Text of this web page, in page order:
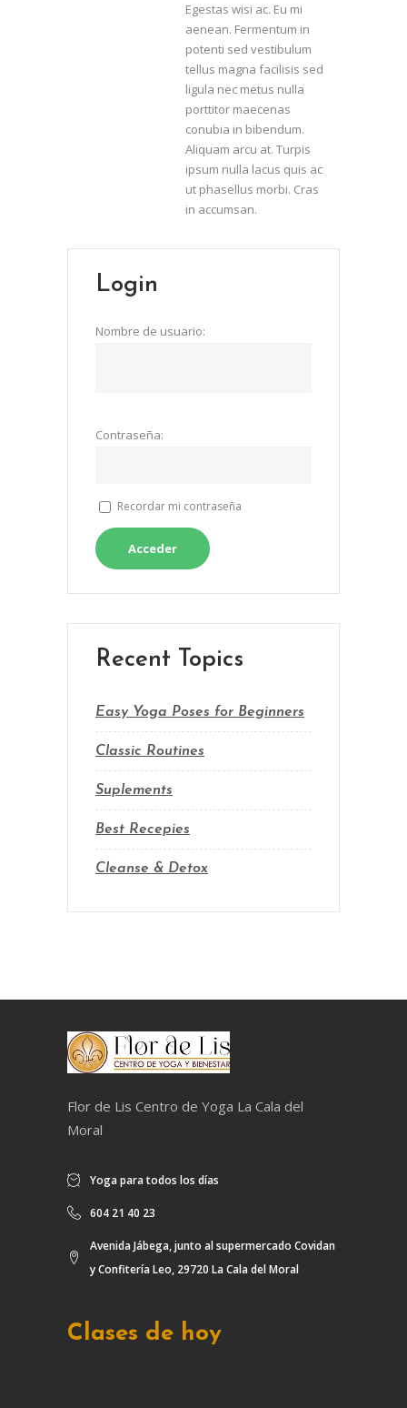
Egestas wisi ac. Eu mi
aenean. Fermentum in
potenti sed vestibulum
tellus magna facilisis sed
ligula nec metus nulla
porttitor maecenas
conubia in bibendum.
Aliquam arcu at. Turpis
ipsum nulla lacus quis ac
ut phasellus morbi. Cras
in accumsan.
Login
Nombre de usuario:
Contraseña:
Recordar mi contraseña
Acceder
Recent Topics
Easy Yoga Poses for Beginners
Classic Routines
Suplements
Best Recepies
Cleanse & Detox
Flor de Lis Centro de Yoga La Cala del
Moral
Yoga para todos los días
604 21 40 23
Avenida Jábega, junto al supermercado Covidan
y Confitería Leo, 29720 La Cala del Moral
Clases de hoy